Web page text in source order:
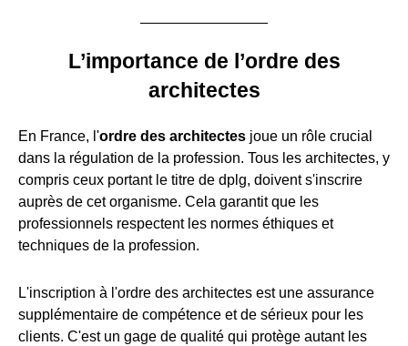
L’importance de l’ordre des
architectes
En France, l'ordre des architectes joue un rôle crucial
dans la régulation de la profession. Tous les architectes, y
compris ceux portant le titre de dplg, doivent s'inscrire
auprès de cet organisme. Cela garantit que les
professionnels respectent les normes éthiques et
techniques de la profession.
L'inscription à l'ordre des architectes est une assurance
supplémentaire de compétence et de sérieux pour les
clients. C'est un gage de qualité qui protège autant les